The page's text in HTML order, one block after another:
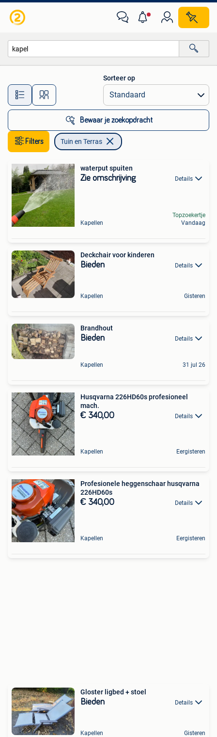
Alle afstanden…
Sorteer op
Bewaar je zoekopdracht
Filters Tuin en Terras
waterput spuiten
Zie omschrijving Details
Kapellen
Topzoekertje
Vandaag
Deckchair voor kinderen
Bieden Details
Kapellen Gisteren
Brandhout
Bieden Details
Kapellen 31 jul 26
Husqvarna 226HD60s profesioneel
mach.
€ 340,00 Details
Kapellen Eergisteren
Profesionele heggenschaar husqvarna
226HD60s
€ 340,00 Details
Kapellen Eergisteren
Gloster ligbed + stoel
Bieden Details
Kapellen Gisteren